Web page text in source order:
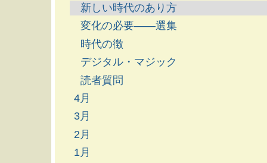
新しい時代のあり方
変化の必要――選集
時代の徴
デジタル・マジック
読者質問
4月
3月
2月
1月